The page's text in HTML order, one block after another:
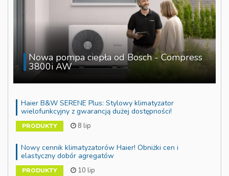
Nowa pompa ciepła od Bosch - Compress
3800i AW
Haier B&W SERENE Plus: Stylowy klimatyzator
wielofunkcyjny z gwarancją dużej dostępności!
PRODUKTY 8 lip
Nowy cennik klimatyzatorów Haier! Obniżki cen i
elastyczny dobór agregatów
PRODUKTY 10 lip